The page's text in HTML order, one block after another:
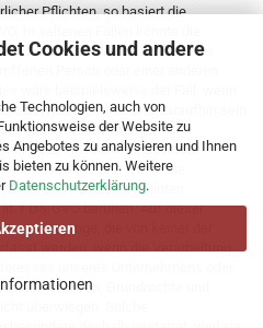
Cookies und andere
Technologien, auch von
der Website zu
Angebotes zu analysieren und Ihnen
bieten zu können. Weitere
Datenschutzerklärung.
Pflichten, so basiert die
Daten erforderlich werden, um
Person oder einer anderen
wäre beispielsweise der Fall, wenn
werden würde und daraufhin sein
oder sonstige
Arzt, ein Krankenhaus oder
müssten. Dann würde die
beruhen. Letztlich könnten
f DS-GVO beruhen. Auf dieser
die von keiner der
werden, wenn die Verarbeitung
die Interessen, Grundrechte und